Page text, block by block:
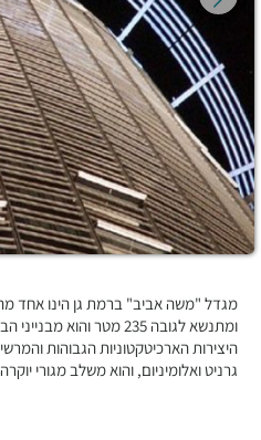
ומתנשא לגובה 235
היצירות הארכיטקטוניות הגבוהות
גרניט ואלומיניום, והוא משלב מגורי